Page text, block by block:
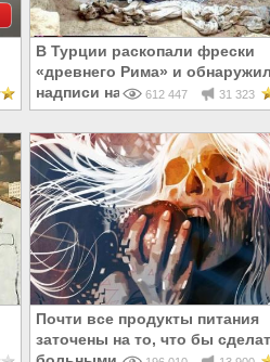
В Турции раскопали фрески
«древнего Рима» и
надписи на Русском!
612 447 31 323
Почти все продукты питания
заточены на то, что бы